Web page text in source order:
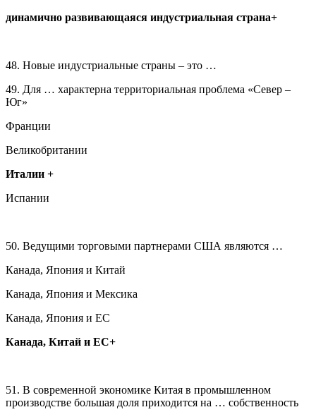
динамично развивающаяся индустриальная страна+
48. Новые индустриальные страны – это …
49. Для … характерна территориальная проблема «Север –
Юг»
Франции
Великобритании
Италии +
Испании
50. Ведущими торговыми партнерами США являются …
Канада, Япония и Китай
Канада, Япония и Мексика
Канада, Япония и ЕС
Канада, Китай и ЕС+
51. В современной экономике Китая в промышленном
производстве большая доля приходится на … собственность